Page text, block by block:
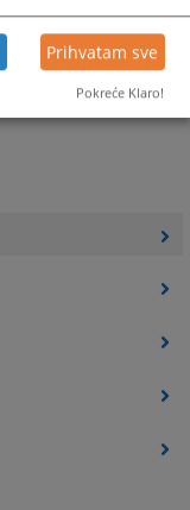
Prihvatam sve
Pokreće Klaro!